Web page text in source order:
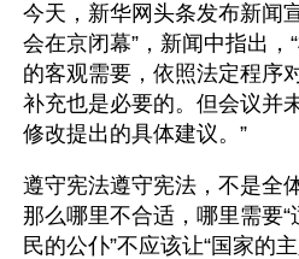
今天，新华网头条发布新闻
会在京闭幕”，新闻中指出，
的客观需要，依照法定程序
补充也是必要的。但会议并
修改提出的具体建议。”
遵守宪法遵守宪法，不是全
那么哪里不合适，哪里需要“
民的公仆”不应该让“国家的